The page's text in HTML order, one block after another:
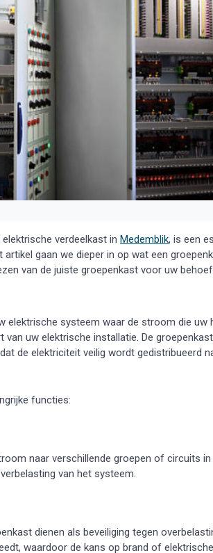
verdeelkast in Medemblik, is een
gaan we dieper in op wat een
van de juiste groepenkast voor uw
elektrische systeem waar de stroom die uw
uw elektrische installatie. De
de elektriciteit veilig wordt gedistribueerd
functies:
naar verschillende groepen of circuits
van het systeem.
dienen als beveiliging tegen
waardoor de kans op brand of